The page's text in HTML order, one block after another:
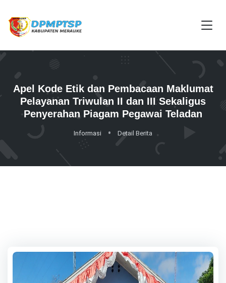
Apel Kode Etik dan Pembacaan Maklumat
Pelayanan Triwulan II dan III Sekaligus
Penyerahan Piagam Pegawai Teladan
Informasi Detail Berita